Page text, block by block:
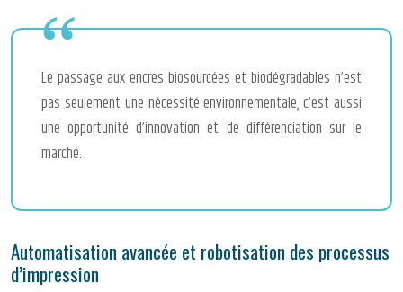
Le passage aux encres biosourcées et biodégradables n’est
pas seulement une nécessité environnementale, c’est aussi
une opportunité d’innovation et de différenciation sur le
marché.
Automatisation avancée et robotisation des processus
d’impression